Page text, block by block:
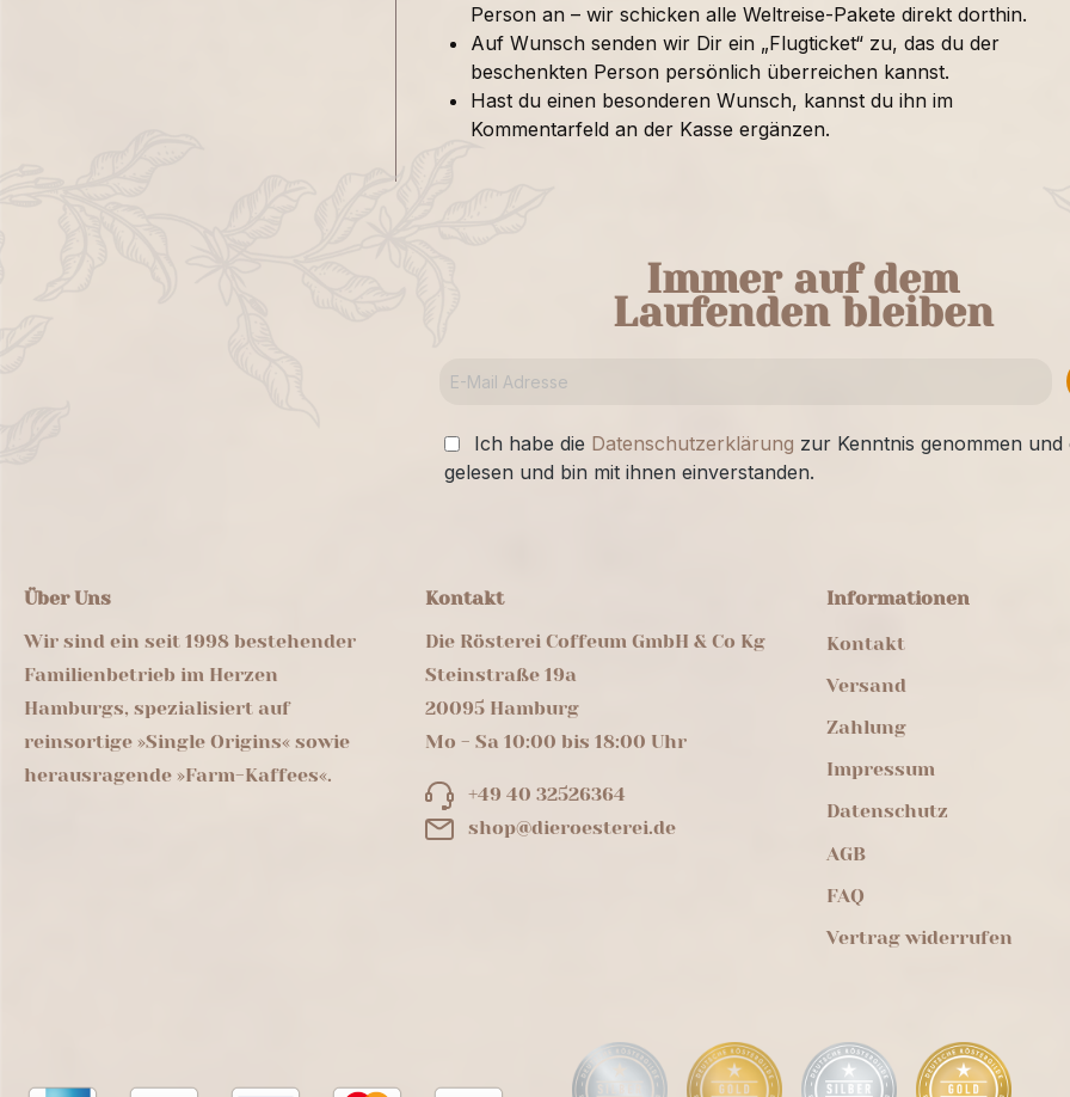
Person an – wir schicken alle Weltreise-Pakete direkt dorthin.
Auf Wunsch senden wir Dir ein „Flugticket“ zu, das du der
beschenkten Person persönlich überreichen kannst.
Hast du einen besonderen Wunsch, kannst du ihn im
Kommentarfeld an der Kasse ergänzen.
Immer auf dem
Laufenden bleiben
Ich habe die Datenschutzerklärung zur Kenntnis genommen
gelesen und bin mit ihnen einverstanden.
Über Uns
Wir sind ein seit 1998 bestehender
Familienbetrieb im Herzen
Hamburgs, spezialisiert auf
reinsortige »Single Origins« sowie
herausragende »Farm-Kaffees«.
Kontakt
Die Rösterei Coffeum GmbH & Co Kg
Steinstraße 19a
20095 Hamburg
Mo - Sa 10:00 bis 18:00 Uhr
+49 40 32526364
shop@dieroesterei.de
Informationen
Kontakt
Versand
Zahlung
Impressum
Datenschutz
AGB
FAQ
Vertrag widerrufen